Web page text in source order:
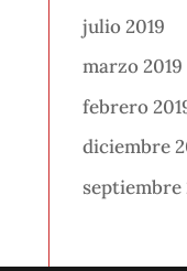
julio 2019
marzo 2019
febrero
diciembre
septiembre